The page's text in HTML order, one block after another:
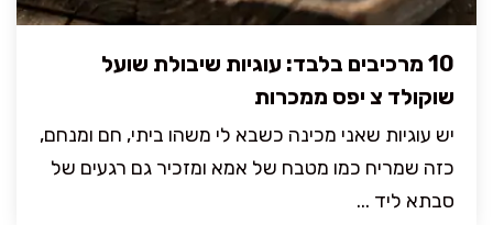
10 מרכיבים בלבד: עוגיות שיבולת שועל
שוקולד צ יפס ממכרות
יש עוגיות שאני מכינה כשבא לי משהו ביתי, חם ומנחם,
כזה שמריח כמו מטבח של אמא ומזכיר גם רגעים של
סבתא ליד ...